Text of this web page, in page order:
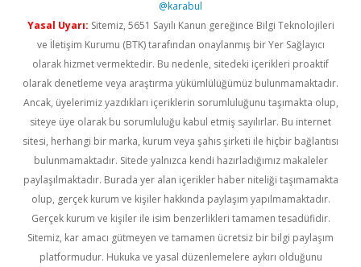
@karabul
Yasal Uyarı: Sitemiz, 5651 Sayılı Kanun gereğince Bilgi Teknolojileri
ve İletişim Kurumu (BTK) tarafından onaylanmış bir Yer Sağlayıcı
olarak hizmet vermektedir. Bu nedenle, sitedeki içerikleri proaktif
olarak denetleme veya araştırma yükümlülüğümüz bulunmamaktadır.
Ancak, üyelerimiz yazdıkları içeriklerin sorumluluğunu taşımakta olup,
siteye üye olarak bu sorumluluğu kabul etmiş sayılırlar. Bu internet
sitesi, herhangi bir marka, kurum veya şahıs şirketi ile hiçbir bağlantısı
bulunmamaktadır. Sitede yalnızca kendi hazırladığımız makaleler
paylaşılmaktadır. Burada yer alan içerikler haber niteliği taşımamakta
olup, gerçek kurum ve kişiler hakkında paylaşım yapılmamaktadır.
Gerçek kurum ve kişiler ile isim benzerlikleri tamamen tesadüfidir.
Sitemiz, kar amacı gütmeyen ve tamamen ücretsiz bir bilgi paylaşım
platformudur. Hukuka ve yasal düzenlemelere aykırı olduğunu